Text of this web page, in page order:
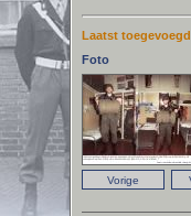
Laatst toegevoegd
Foto